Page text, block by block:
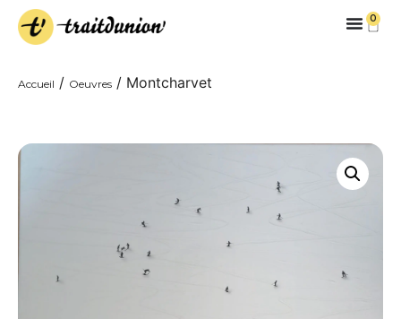
0
Accueil / Oeuvres / Montcharvet